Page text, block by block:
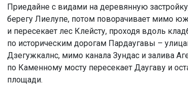
Приедайне с видами на деревянную
берегу Лиелупе, потом поворачивает мимо
и пересекает лес Клейсту, проходя вдоль
по историческим дорогам Пардаугавы –
Дзегужкалнс, мимо канала Зундас и залива
по Каменному мосту пересекает Даугаву и
площади.